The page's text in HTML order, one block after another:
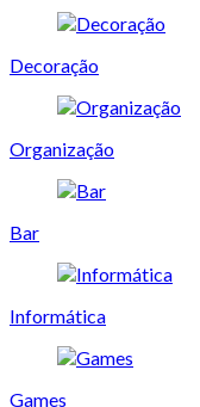
Decoração
Organização
Bar
Informática
Games